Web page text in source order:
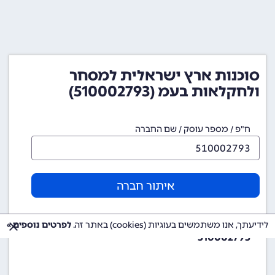
סוכנות ארץ ישראלית למסחר
ולחקלאות בעמ (510002793)
ח"פ / מספר עוסק / שם החברה
איתור חברה
510002793
לידיעתך, אנו משתמשים בעוגיות (cookies) באתר זה. לפרטים נוספים »